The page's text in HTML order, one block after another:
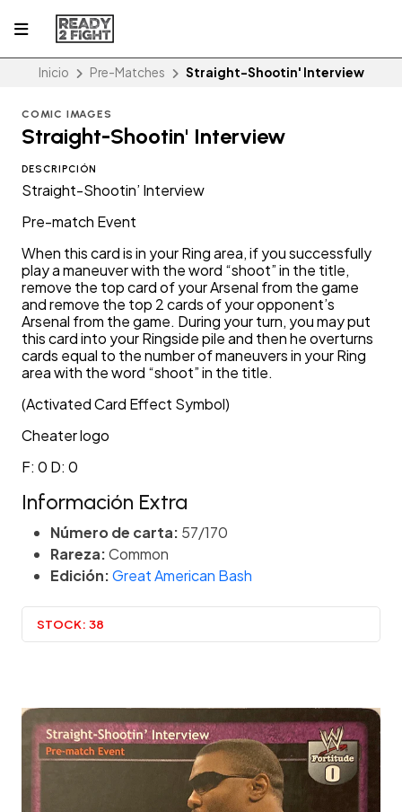
Inicio Pre-Matches Straight-Shootin' Interview
COMIC IMAGES
Straight-Shootin' Interview
DESCRIPCIÓN
Straight-Shootin’ Interview
Pre-match Event
When this card is in your Ring area, if you successfully
play a maneuver with the word “shoot” in the title,
remove the top card of your Arsenal from the game
and remove the top 2 cards of your opponent’s
Arsenal from the game. During your turn, you may put
this card into your Ringside pile and then he overturns
cards equal to the number of maneuvers in your Ring
area with the word “shoot” in the title.
(Activated Card Effect Symbol)
Cheater logo
F: 0 D: 0
Información Extra
Número de carta: 57/170
Rareza:Common
Edición:Great American Bash
STOCK: 38